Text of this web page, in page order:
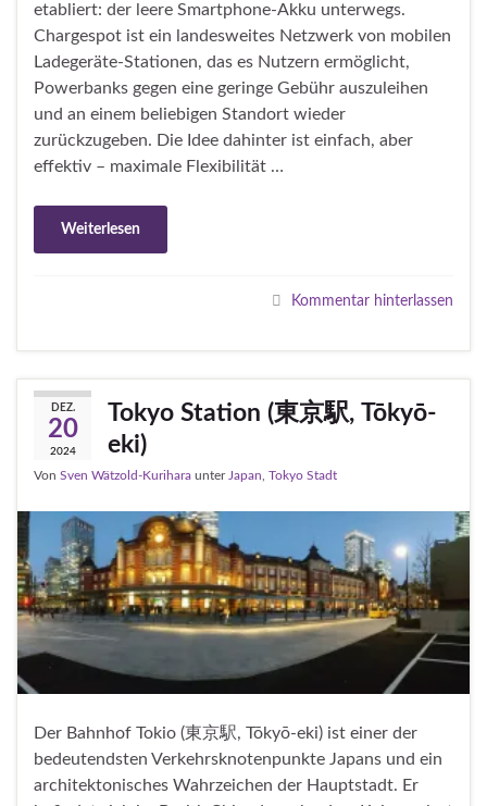
etabliert: der leere Smartphone-Akku unterwegs.
Chargespot ist ein landesweites Netzwerk von mobilen
Ladegeräte-Stationen, das es Nutzern ermöglicht,
Powerbanks gegen eine geringe Gebühr auszuleihen
und an einem beliebigen Standort wieder
zurückzugeben. Die Idee dahinter ist einfach, aber
effektiv – maximale Flexibilität …
Weiterlesen
Kommentar hinterlassen
DEZ.
20
2024
Tokyo Station (東京駅, Tōkyō-
eki)
Von Sven Wätzold-Kurihara unter Japan Tokyo Stadt
Der Bahnhof Tokio (東京駅, Tōkyō-eki) ist einer der
bedeutendsten Verkehrsknotenpunkte Japans und ein
architektonisches Wahrzeichen der Hauptstadt. Er